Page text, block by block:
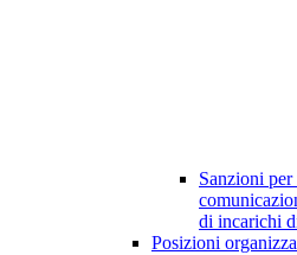
Sanzioni per
di incarichi
Posizioni